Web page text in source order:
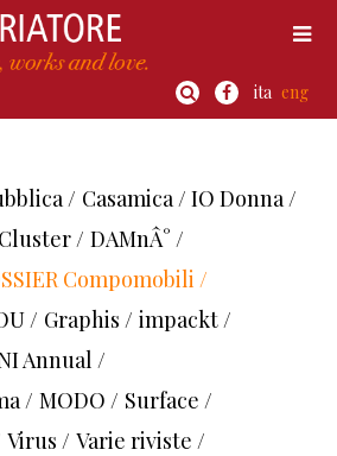
ita eng
/ Casamica / IO Donna /
Cluster / DAMnÂ° /
Compomobili /
/ Graphis / impackt /
Annual /
/ MODO / Surface /
Virus / Varie riviste /